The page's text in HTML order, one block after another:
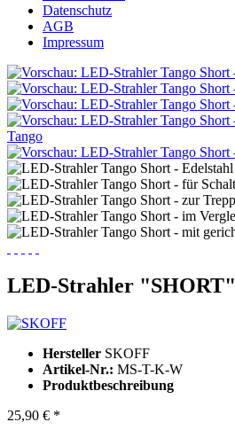
Datenschutz
AGB
Impressum
LED-Strahler "SHORT"
Hersteller SKOFF
Artikel-Nr.: MS-T-K-W
Produktbeschreibung
25,90 € *